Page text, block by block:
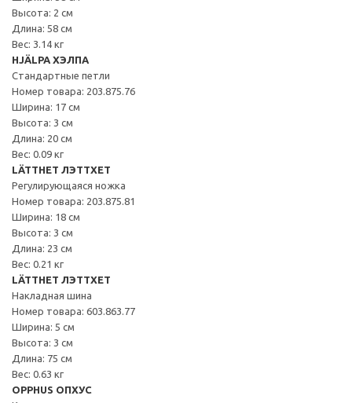
Высота: 2 см
Длина: 58 см
Вес: 3.14 кг
HJÄLPA ХЭЛПА
Стандартные петли
Номер товара: 203.875.76
Ширина: 17 см
Высота: 3 см
Длина: 20 см
Вес: 0.09 кг
LÄTTHET ЛЭТТХЕТ
Регулирующаяся ножка
Номер товара: 203.875.81
Ширина: 18 см
Высота: 3 см
Длина: 23 см
Вес: 0.21 кг
LÄTTHET ЛЭТТХЕТ
Накладная шина
Номер товара: 603.863.77
Ширина: 5 см
Высота: 3 см
Длина: 75 см
Вес: 0.63 кг
OPPHUS ОПХУС